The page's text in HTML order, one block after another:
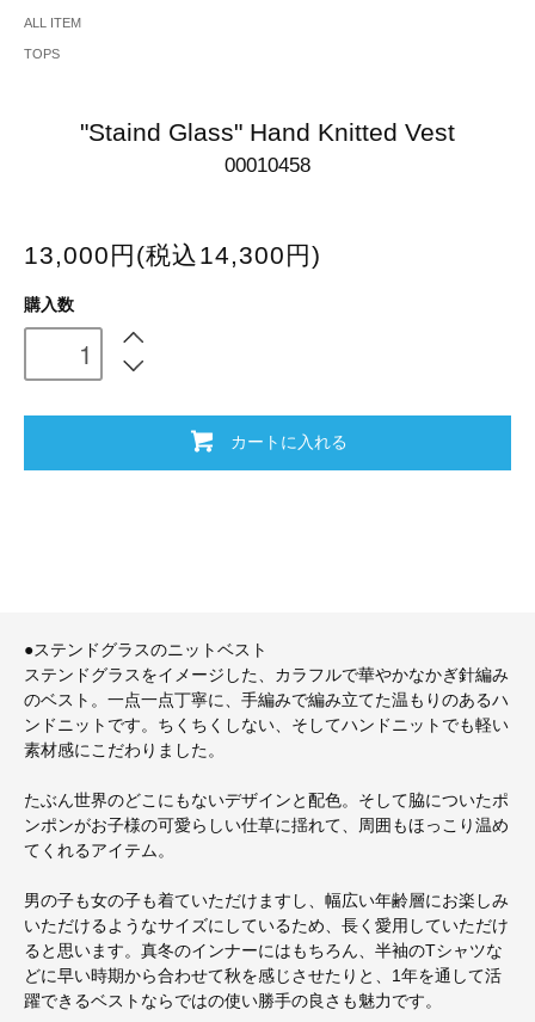
ALL ITEM
TOPS
"Staind Glass" Hand Knitted Vest
00010458
13,000円(税込14,300円)
購入数
カートに入れる
●ステンドグラスのニットベスト
ステンドグラスをイメージした、カラフルで華やかなかぎ針編み
のベスト。一点一点丁寧に、手編みで編み立てた温もりのあるハ
ンドニットです。ちくちくしない、そしてハンドニットでも軽い
素材感にこだわりました。
たぶん世界のどこにもないデザインと配色。そして脇についたポ
ンポンがお子様の可愛らしい仕草に揺れて、周囲もほっこり温め
てくれるアイテム。
男の子も女の子も着ていただけますし、幅広い年齢層にお楽しみ
いただけるようなサイズにしているため、長く愛用していただけ
ると思います。真冬のインナーにはもちろん、半袖のTシャツな
どに早い時期から合わせて秋を感じさせたりと、1年を通して活
躍できるベストならではの使い勝手の良さも魅力です。